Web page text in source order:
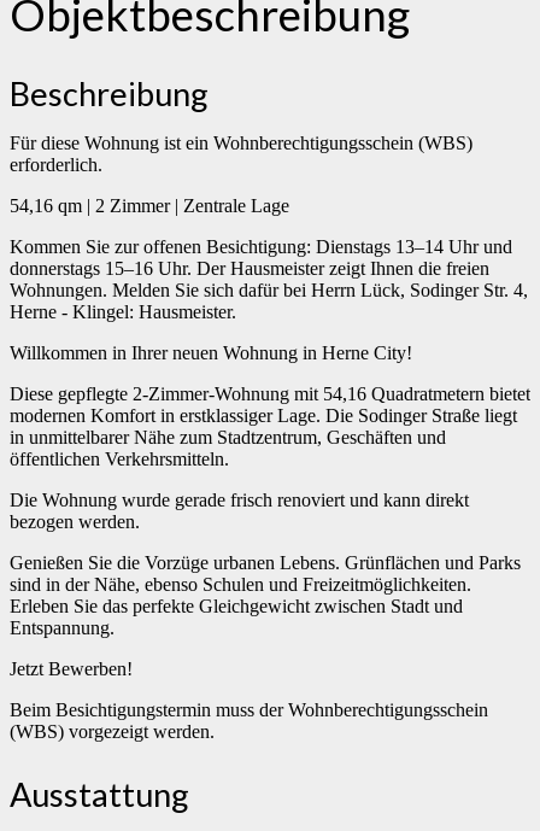
Objekt­beschreibung
Beschreibung
Für diese Wohnung ist ein Wohnberechtigungsschein (WBS)
erforderlich.
54,16 qm | 2 Zimmer | Zentrale Lage
Kommen Sie zur offenen Besichtigung: Dienstags 13–14 Uhr und
donnerstags 15–16 Uhr. Der Hausmeister zeigt Ihnen die freien
Wohnungen. Melden Sie sich dafür bei Herrn Lück, Sodinger Str. 4,
Herne - Klingel: Hausmeister.
Willkommen in Ihrer neuen Wohnung in Herne City!
Diese gepflegte 2-Zimmer-Wohnung mit 54,16 Quadratmetern bietet
modernen Komfort in erstklassiger Lage. Die Sodinger Straße liegt
in unmittelbarer Nähe zum Stadtzentrum, Geschäften und
öffentlichen Verkehrsmitteln.
Die Wohnung wurde gerade frisch renoviert und kann direkt
bezogen werden.
Genießen Sie die Vorzüge urbanen Lebens. Grünflächen und Parks
sind in der Nähe, ebenso Schulen und Freizeitmöglichkeiten.
Erleben Sie das perfekte Gleichgewicht zwischen Stadt und
Entspannung.
Jetzt Bewerben!
Beim Besichtigungstermin muss der Wohnberechtigungsschein
(WBS) vorgezeigt werden.
Ausstattung